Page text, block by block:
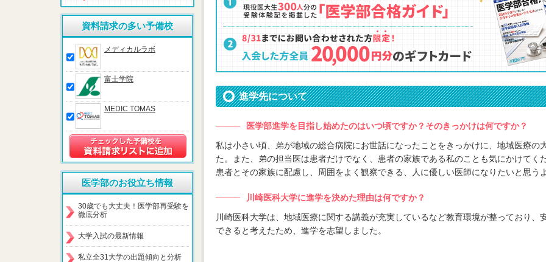
進学先について
医学部進学を目指し始めたのはいつ頃ですか？そのきっかけは何ですか？
私は小さい頃、弟が地域の総合病院にお世話になったことをきっかけに、地域医療の
た。また、弟の担当医は患者だけでなく、患者の家族である私のことも気にかけてく
患者とその家族に配慮し、周囲をよく観察できる、人に優しい医師になりたいと思う
川崎医科大学に進学を決めた理由は何ですか？
川崎医科大学は、地域医療に関する講義が充実しているなど教育環境が整っており、
できると考えたため、進学を志望しました。
資料請求の多い予備校
メディカルラボ
富士学院
MEDIC TOMAS
医学部のお役立ち情報
30歳でも大丈夫！医学部再受験を
徹底分析
大学入試の最新情報
私立全31大学の出題傾向と分析